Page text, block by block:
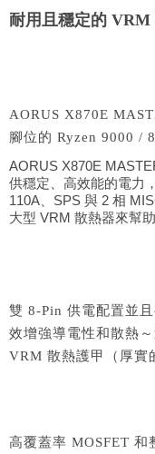
耐用且穩定的 VRM
AORUS X870E
腳位的 Ryzen 9000 /
AORUS X870E
供穩定、高效能的電力
110A、SPS 與 2 相
大型 VRM 散熱器來幫
雙 8-Pin 供電配置並
效增強導電性和散熱
VRM 散熱護甲（厚實
高覆蓋率 MOSFET 和